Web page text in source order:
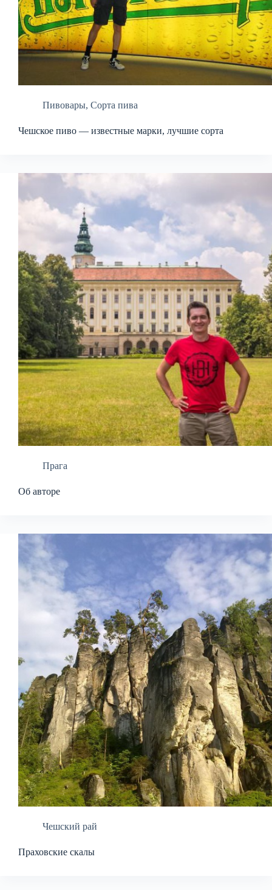
Пивовары, Сорта пива
Чешское пиво — известные марки, лучшие сорта
Прага
Об авторе
Чешский рай
Праховские скалы